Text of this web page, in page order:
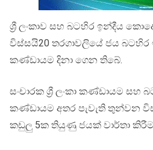
ශ්‍රී ලංකාව සහ බටහිර ඉන්දීය
විස්සයි20 තරගාවලියේ ජය
කණ්ඩායම දිනා ගෙන තිබේ.
සංචාරක ශ්‍රී ලංකා කණ්ඩායම සහ
කණ්ඩායම අතර පැවැති තුන්වන
කඩුලු 5ක තියුණු ජයක් වාර්තා